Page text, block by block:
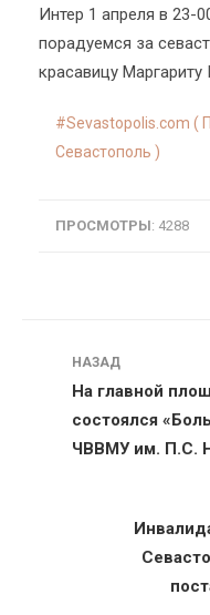
Интер 1 апреля в 23-
порадуемся за
красавицу
Sevastopolis.com (
Севастополь )
ПРОСМОТРЫ: 4288
Навигация
НАЗАД
На главной
состоялся
ЧВВМУ им. П.С.